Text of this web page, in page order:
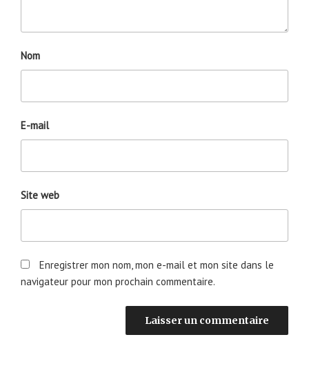
Nom
E-mail
Site web
Enregistrer mon nom, mon e-mail et mon site dans le
navigateur pour mon prochain commentaire.